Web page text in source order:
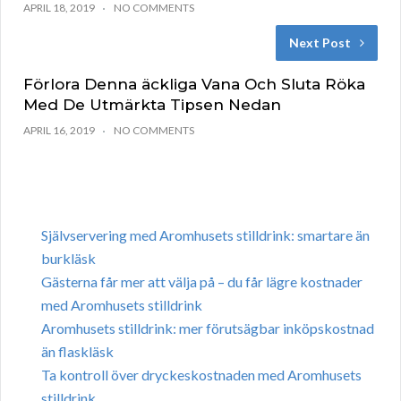
APRIL 18, 2019 NO COMMENTS
Next Post
Förlora Denna äckliga Vana Och Sluta Röka
Med De Utmärkta Tipsen Nedan
APRIL 16, 2019 NO COMMENTS
Självservering med Aromhusets stilldrink: smartare än
burkläsk
Gästerna får mer att välja på – du får lägre kostnader
med Aromhusets stilldrink
Aromhusets stilldrink: mer förutsägbar inköpskostnad
än flaskläsk
Ta kontroll över dryckeskostnaden med Aromhusets